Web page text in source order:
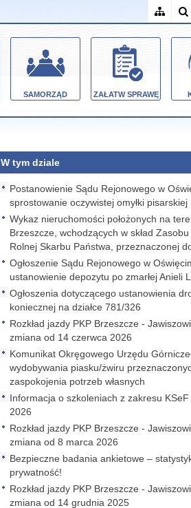
SAMORZĄD ZAŁATW SPRAWĘ
W tym dziale
Postanowienie Sądu Rejonowego w
sprostowanie oczywistej omyłki pisarskiej
Wykaz nieruchomości położonych na
Brzeszcze, wchodzących w skład Zasobu
Rolnej Skarbu Państwa, przeznaczonej
Ogłoszenie Sądu Rejonowego w
ustanowienie depozytu po zmarłej Anieli
Ogłoszenia dotyczącego ustanowienia
koniecznej na działce 781/326
Rozkład jazdy PKP Brzeszcze -
zmiana od 14 czerwca 2026
Komunikat Okręgowego Urzędu
wydobywania piasku/żwiru
zaspokojenia potrzeb własnych
Informacja o szkoleniach z zakresu
2026
Rozkład jazdy PKP Brzeszcze -
zmiana od 8 marca 2026
Bezpieczne badania ankietowe –
prywatność!
Rozkład jazdy PKP Brzeszcze -
zmiana od 14 grudnia 2025